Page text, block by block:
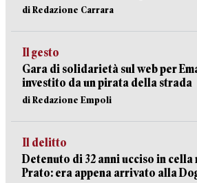
di Redazione Carrara
Il gesto
Gara di solidarietà sul web per
investito da un pirata della strada
di Redazione Empoli
Il delitto
Detenuto di 32 anni ucciso in cella
Prato: era appena arrivato alla